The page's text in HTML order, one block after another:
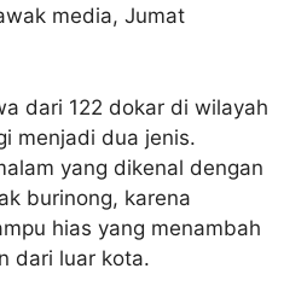
media, Jumat
dari 122 dokar di wilayah
menjadi dua jenis.
yang dikenal dengan
burinong, karena
hias yang menambah
dari luar kota.